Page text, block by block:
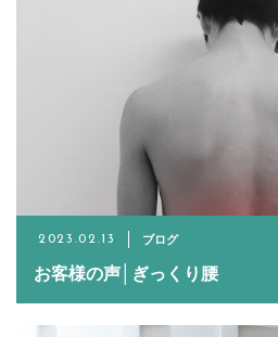
ご予約・お問
080-
Warning
:
2023.02.13 ブログ
お客様の声│ぎっくり腰